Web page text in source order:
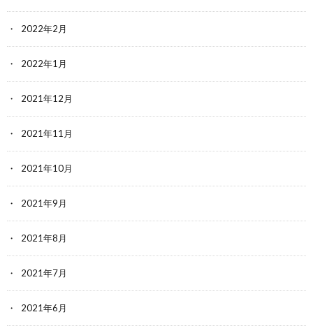
2022年2月
2022年1月
2021年12月
2021年11月
2021年10月
2021年9月
2021年8月
2021年7月
2021年6月